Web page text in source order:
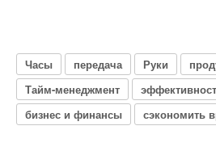
Часы передача Руки
Тайм-менеджмент
бизнес и финансы
сэкономить